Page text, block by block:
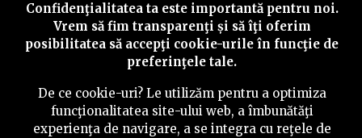
Share this
©2026 PressOne.ro
Confidenţialitatea ta este importantă pentru noi.
Vrem să fim transparenţi și să îţi oferim
posibilitatea să accepţi cookie-urile în funcţie de
preferinţele tale.
De ce cookie-uri? Le utilizăm pentru a optimiza
funcţionalitatea site-ului web, a îmbunătăţi
experienţa de navigare, a se integra cu reţele de